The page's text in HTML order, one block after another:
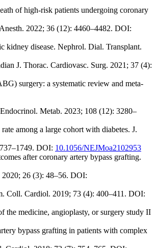
of high-risk patients undergoing coronary
2022; 36 (12): 4460–4482. DOI:
kidney disease. Nephrol. Dial. Transplant.
J. Thorac. Cardiovasc. Surg. 2021; 37 (4):
surgery: a systematic review and meta-
Metab. 2023; 108 (12): 3280–
among a large cohort with diabetes. J.
DOI: 10.1056/NEJMoa2102953
after coronary artery bypass grafting.
26 (3): 48–56. DOI:
Coll. Cardiol. 2019; 73 (4): 400–411. DOI:
the medicine, angioplasty, or surgery study II
bypass grafting in patients with complex